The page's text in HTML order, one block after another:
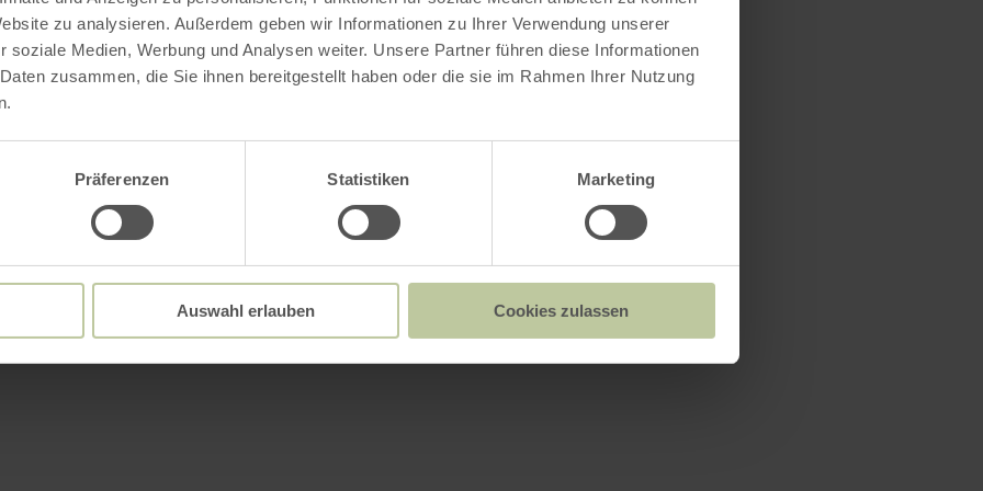
zu analysieren. Außerdem geben wir Informationen zu Ihrer Verwendung unserer
soziale Medien, Werbung und Analysen weiter. Unsere Partner führen diese Informationen
zusammen, die Sie ihnen bereitgestellt haben oder die sie im Rahmen Ihrer Nutzung
Präferenzen Statistiken Marketing
Auswahl erlauben Cookies zulassen